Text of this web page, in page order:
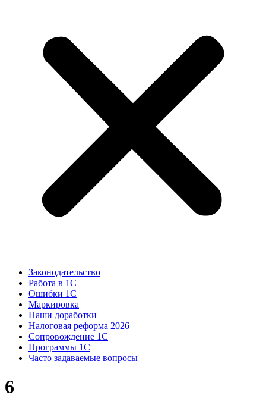
Законодательство
Работа в 1С
Ошибки 1С
Маркировка
Наши доработки
Налоговая реформа 2026
Сопровождение 1С
Программы 1С
Часто задаваемые вопросы
6